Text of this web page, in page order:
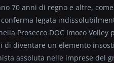
70 anni di regno e altre,
legata
Prosecco DOC Imoco
di diventare un elemento
assoluta nelle imprese del